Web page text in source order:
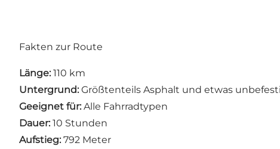
Fakten zur Route
Länge: 110 km
Untergrund: Größtenteils Asphalt und etwas
Geeignet für: Alle Fahrradtypen
Dauer: 10 Stunden
Aufstieg: 792 Meter